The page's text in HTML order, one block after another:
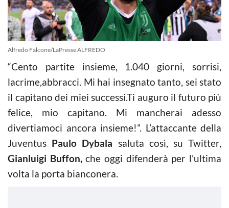
Alfredo Falcone/LaPresse ALFREDO
“Cento partite insieme, 1.040 giorni, sorrisi,
lacrime,abbracci. Mi hai insegnato tanto, sei stato
il capitano dei miei successi.Ti auguro il futuro più
felice, mio capitano. Mi mancherai adesso
divertiamoci ancora insieme!”. L’attaccante della
Juventus Paulo Dybala saluta così, su Twitter,
Gianluigi Buffon,che oggi difenderà per l’ultima
volta la porta bianconera.